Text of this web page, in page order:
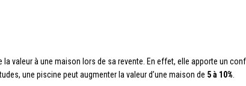
la valeur à une maison lors de sa revente. En effet, elle apporte un
une piscine peut augmenter la valeur d’une maison de 5 à 10%